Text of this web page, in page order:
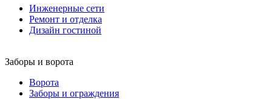
Инженерные сети
Ремонт и отделка
Дизайн гостиной
Заборы и ворота
Ворота
Заборы и ограждения